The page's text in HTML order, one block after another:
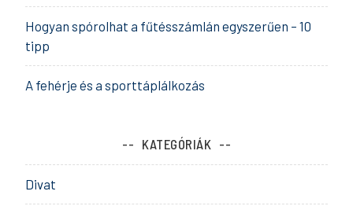
Hogyan spórolhat a fűtésszámlán egyszerűen – 10
tipp
A fehérje és a sporttáplálkozás
KATEGÓRIÁK
Divat